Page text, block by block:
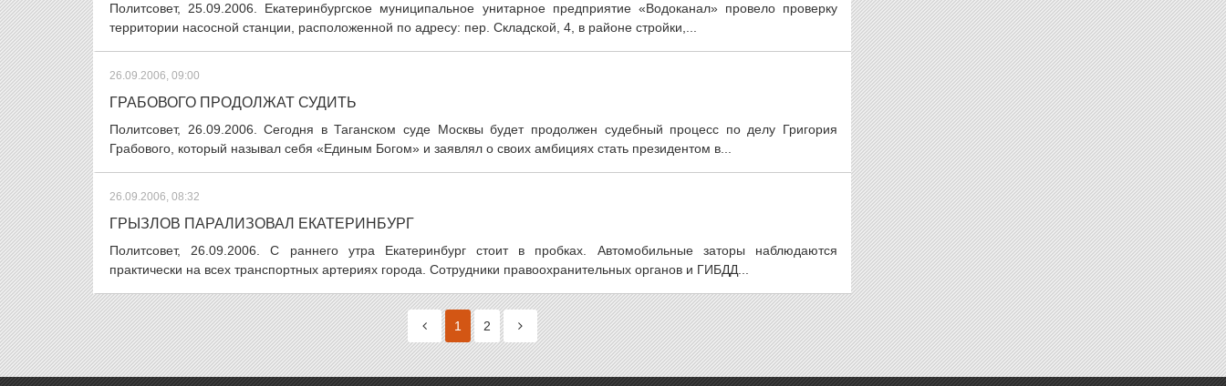
Политсовет, 25.09.2006. Екатеринбургское муниципальное унитарное предприятие «Водоканал» провело проверку
территории насосной станции, расположенной по адресу: пер. Складской, 4, в районе стройки,...
26.09.2006, 09:00
ГРАБОВОГО ПРОДОЛЖАТ СУДИТЬ
Политсовет, 26.09.2006. Сегодня в Таганском суде Москвы будет продолжен судебный процесс по делу Григория
Грабового, который называл себя «Единым Богом» и заявлял о своих амбициях стать президентом в...
26.09.2006, 08:32
ГРЫЗЛОВ ПАРАЛИЗОВАЛ ЕКАТЕРИНБУРГ
Политсовет, 26.09.2006. С раннего утра Екатеринбург стоит в пробках. Автомобильные заторы наблюдаются
практически на всех транспортных артериях города. Сотрудники правоохранительных органов и ГИБДД...
1 2